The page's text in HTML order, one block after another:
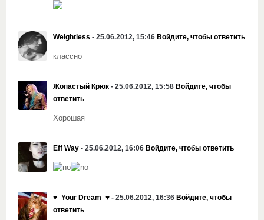
Weightless - 25.06.2012, 15:46 Войдите, чтобы ответить
классно
Жопастый Крюк - 25.06.2012, 15:58 Войдите, чтобы
ответить
Хорошая
Eff Way - 25.06.2012, 16:06 Войдите, чтобы ответить
♥_Your Dream_♥ - 25.06.2012, 16:36 Войдите, чтобы
ответить